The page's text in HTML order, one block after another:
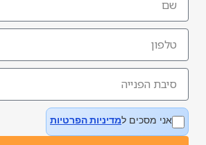
אני מסכים למדיניות הפרטיות